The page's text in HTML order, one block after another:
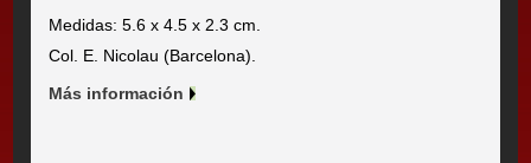
Medidas: 5.6 x 4.5 x 2.3 cm.
Col. E. Nicolau (Barcelona).
Más información